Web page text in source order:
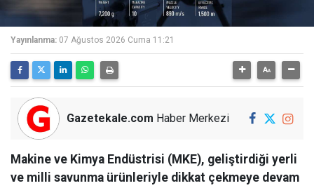
Yayınlanma: 07 Ağustos 2026 Cuma 11:21
Gazetekale.com Haber Merkezi
Makine ve Kimya Endüstrisi (MKE), geliştirdiği yerli
ve milli savunma ürünleriyle dikkat çekmeye devam